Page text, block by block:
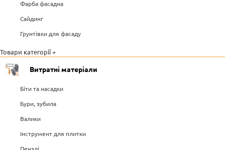
Фарба фасадна
Сайдинг
Грунтівки для фасаду
Товари категорії +
Витратні матеріали
Біти та насадки
Бури, зубила
Валики
Інструмент для плитки